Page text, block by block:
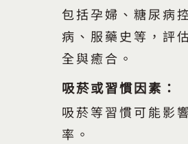
包括孕婦、糖尿病
病、服藥史等，評
全與癒合。
吸菸或習慣因素：
吸菸等習慣可能影
率。